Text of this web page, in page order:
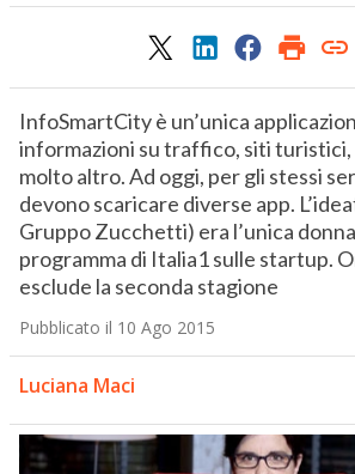
InfoSmartCity è un’unica
informazioni su traffico, siti turistici,
molto altro. Ad oggi, per gli stessi
devono scaricare diverse app.
Gruppo Zucchetti) era l’unica
programma di Italia1 sulle startup.
esclude la seconda stagione
Pubblicato il 10 Ago 2015
Luciana Maci